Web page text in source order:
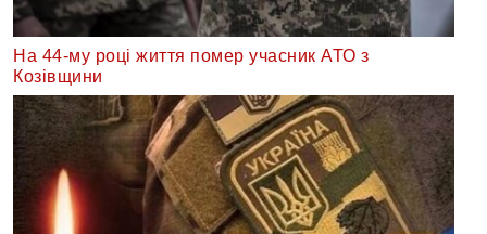
На 44-му році життя помер учасник АТО з
Козівщини